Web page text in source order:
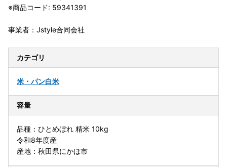
※商品コード: 59341391
事業者：Jstyle合同会社
カテゴリ
米・パン白米
容量
品種：ひとめぼれ 精米 10kg
令和8年度産
産地：秋田県にかほ市